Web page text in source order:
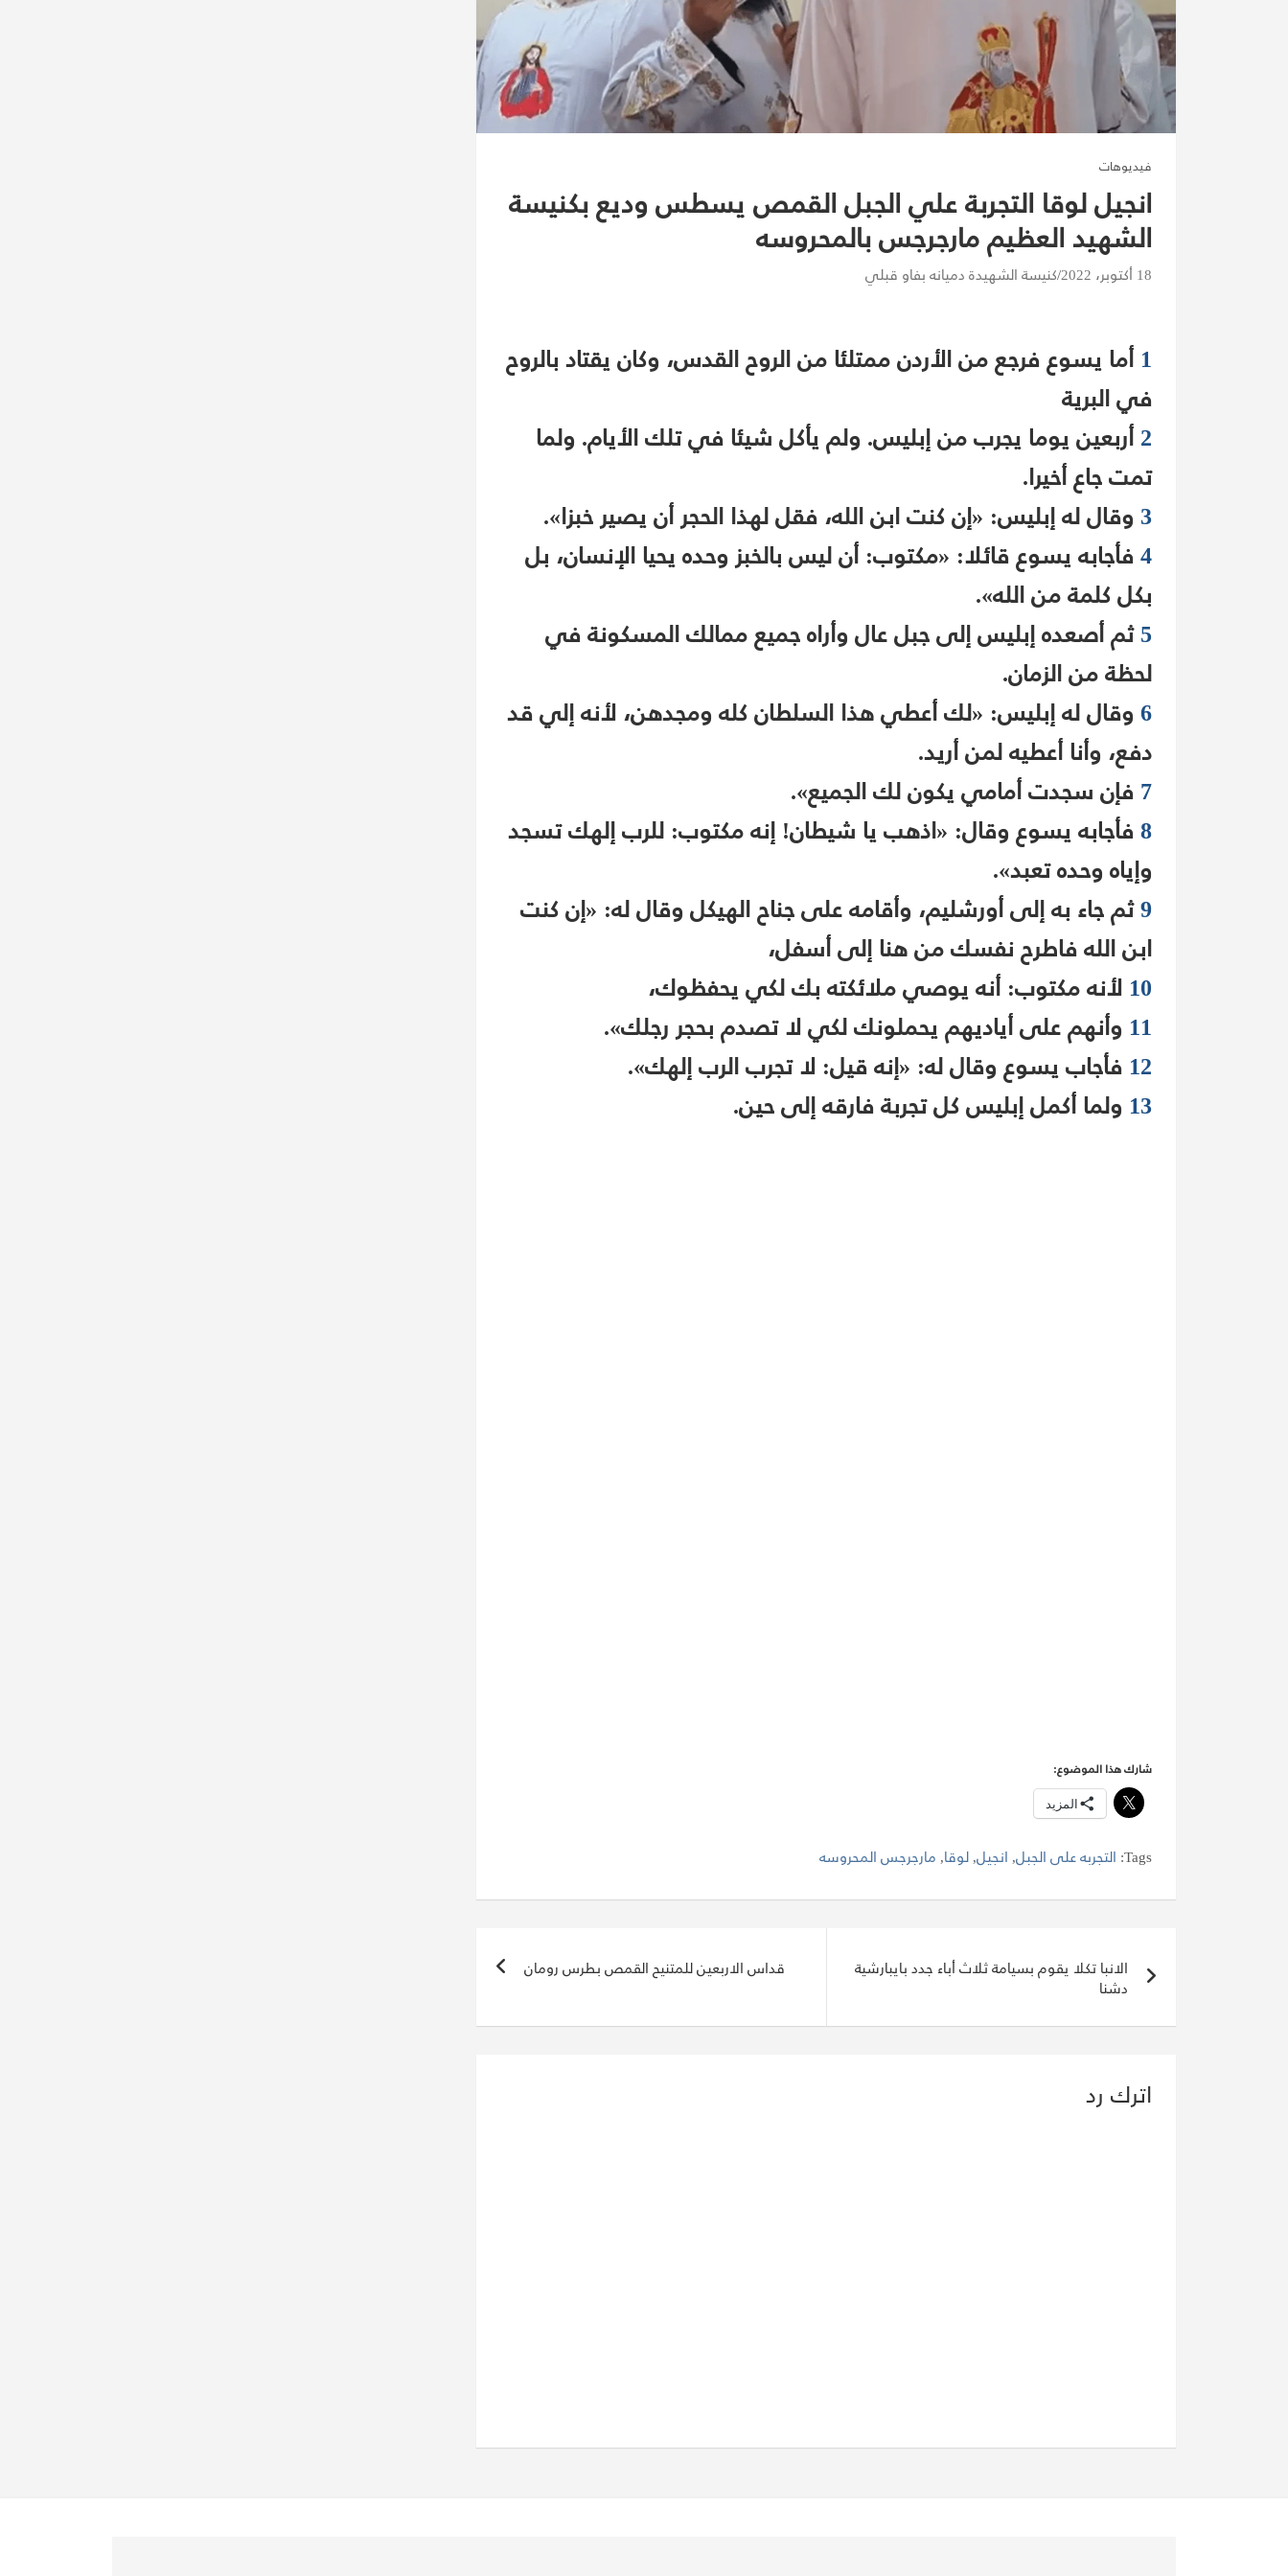
فيديوهات
انجيل لوقا التجربة علي الجبل القمص يسطس وديع بكنيسة
الشهيد العظيم مارجرجس بالمحروسه
18 أكتوبر، 2022 كنيسة الشهيدة دميانه بفاو قبلي
1أما يسوع فرجع من الأردن ممتلئا من الروح القدس، وكان يقتاد بالروح
في البرية
2أربعين يوما يجرب من إبليس. ولم يأكل شيئا في تلك الأيام. ولما
تمت جاع أخيرا.
3وقال له إبليس: «إن كنت ابن الله، فقل لهذا الحجر أن يصير خبزا».
4فأجابه يسوع قائلا: «مكتوب: أن ليس بالخبز وحده يحيا الإنسان، بل
بكل كلمة من الله».
5ثم أصعده إبليس إلى جبل عال وأراه جميع ممالك المسكونة في
لحظة من الزمان.
6وقال له إبليس: «لك أعطي هذا السلطان كله ومجدهن، لأنه إلي قد
دفع، وأنا أعطيه لمن أريد.
7فإن سجدت أمامي يكون لك الجميع».
8فأجابه يسوع وقال: «اذهب يا شيطان! إنه مكتوب: للرب إلهك تسجد
وإياه وحده تعبد».
9ثم جاء به إلى أورشليم، وأقامه على جناح الهيكل وقال له: «إن كنت
ابن الله فاطرح نفسك من هنا إلى أسفل،
10 لأنه مكتوب: أنه يوصي ملائكته بك لكي يحفظوك،
11 وأنهم على أياديهم يحملونك لكي لا تصدم بحجر رجلك».
12فأجاب يسوع وقال له: «إنه قيل: لا تجرب الرب إلهك».
13 ولما أكمل إبليس كل تجربة فارقه إلى حين.
شارك هذا الموضوع:
المزيد
Tags: التجربه على الجبل,انجيل,لوقا,مارجرجس المحروسه
تصفّح
المقالات
الانبا تكلا يقوم بسيامة ثلاث أباء جدد بايبارشية
دشنا
قداس الاربعين للمتنيح القمص بطرس رومان
اترك رد